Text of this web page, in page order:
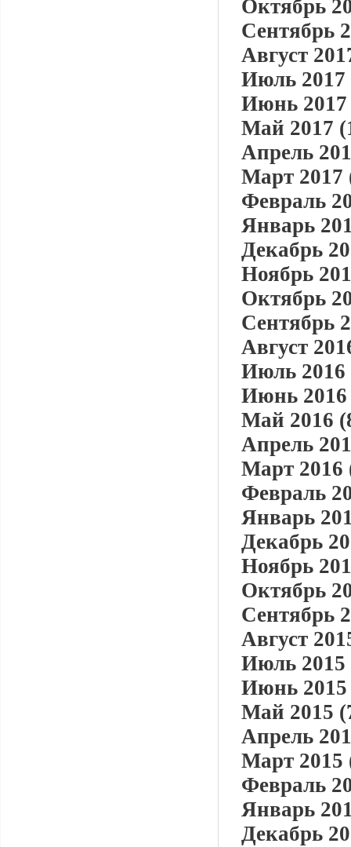
Октябрь
Сентябрь
Август
Июль 2017
Июнь 2017
Май 2017
Апрель
Март 2017
Февраль
Январь
Декабрь
Ноябрь
Октябрь
Сентябрь
Август
Июль 2016
Июнь 2016
Май 2016
Апрель
Март 2016
Февраль
Январь
Декабрь
Ноябрь
Октябрь
Сентябрь
Август
Июль 2015
Июнь 2015
Май 2015
Апрель
Март 2015
Февраль
Январь
Декабрь